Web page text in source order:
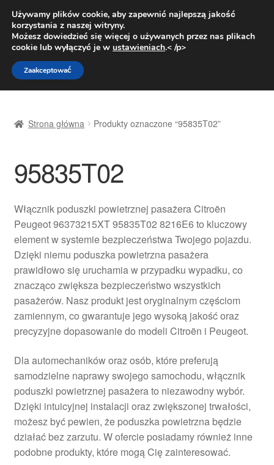
DOSTAWA od 31 zł
Pn.-pt. 9:00-16:00800 003 167
Przejdź
do
nawigacji
Przejdź
do
treści
Dostawa
Dostawa na cały świat
Moje konto
O nas
Płatności
Polityka prywatności
Procedura reklamacyjna
Skarga
Wózek
Zamówienia
Strona główna Produkty oznaczone “95835T02”
95835T02
Włącznik poduszki powietrznej pasażera Citroën
Peugeot 96373215XT 95835T02 8216E6 to kluczowy
element w systemie bezpieczeństwa Twojego pojazdu.
Dzięki niemu poduszka powietrzna pasażera
prawidłowo się uruchamia w przypadku wypadku, co
znacząco zwiększa bezpieczeństwo wszystkich
pasażerów. Nasz produkt jest oryginalnym częściom
zamiennym, co gwarantuje jego wysoką jakość oraz
precyzyjne dopasowanie do modeli Citroën i Peugeot.
Dla automechaników oraz osób, które preferują
samodzielne naprawy swojego samochodu, włącznik
poduszki powietrznej pasażera to niezawodny wybór.
Dzięki intuicyjnej instalacji oraz zwiększonej trwałości,
możesz być pewien, że poduszka powietrzna będzie
działać bez zarzutu. W ofercie posiadamy również inne
podobne produkty, które mogą Cię zainteresować.
Używamy plików cookie, aby zapewnić najlepszą jakość
korzystania z naszej witryny.
Możesz dowiedzieć się więcej o używanych przez nas plikach
cookie lub wyłączyć je w ustawieniach.< /p>
Zaakceptować